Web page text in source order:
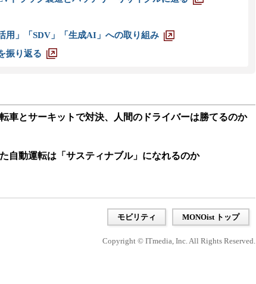
用」「SDV」「生成AI」への取り組み
振り返る
車とサーキットで対決、人間のドライバーは勝てるのか
自動運転は「サスティナブル」になれるのか
モビリティ MONOist トップ
Copyright © ITmedia, Inc. All Rights Reserved.